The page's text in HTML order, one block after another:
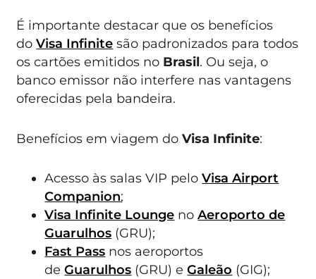
É importante destacar que os benefícios
doVisa Infinite são padronizados para todos
os cartões emitidos no Brasil. Ou seja, o
banco emissor não interfere nas vantagens
oferecidas pela bandeira.
Benefícios em viagem doVisa Infinite:
Acesso às salas VIP peloVisa Airport
Companion;
Visa Infinite Lounge noAeroporto de
Guarulhos (GRU);
Fast Pass nos aeroportos
deGuarulhos (GRU) eGaleão (GIG);